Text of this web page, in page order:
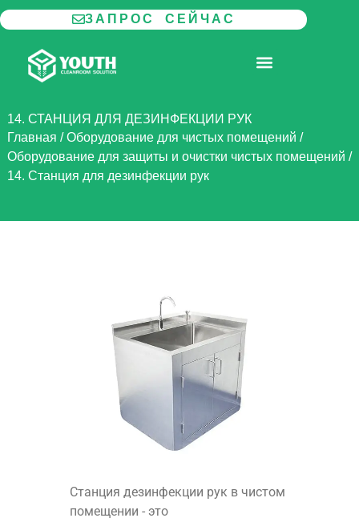
Перейти
к
содержимому
ЗАПРОС СЕЙЧАС
14. СТАНЦИЯ ДЛЯ ДЕЗИНФЕКЦИИ РУК
Главная /Оборудование для чистых помещений /
Оборудование для защиты и очистки чистых помещений /
14. Станция для дезинфекции рук
Станция дезинфекции рук в чистом
помещении - это